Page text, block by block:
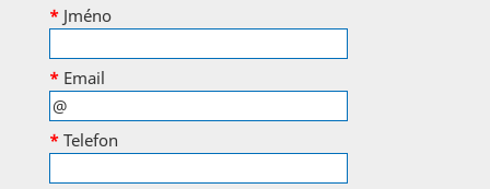
* Jméno
* Email
* Telefon